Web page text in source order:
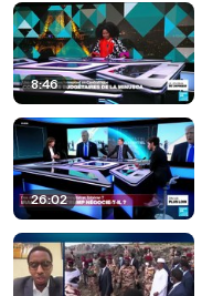
8:46
26:02